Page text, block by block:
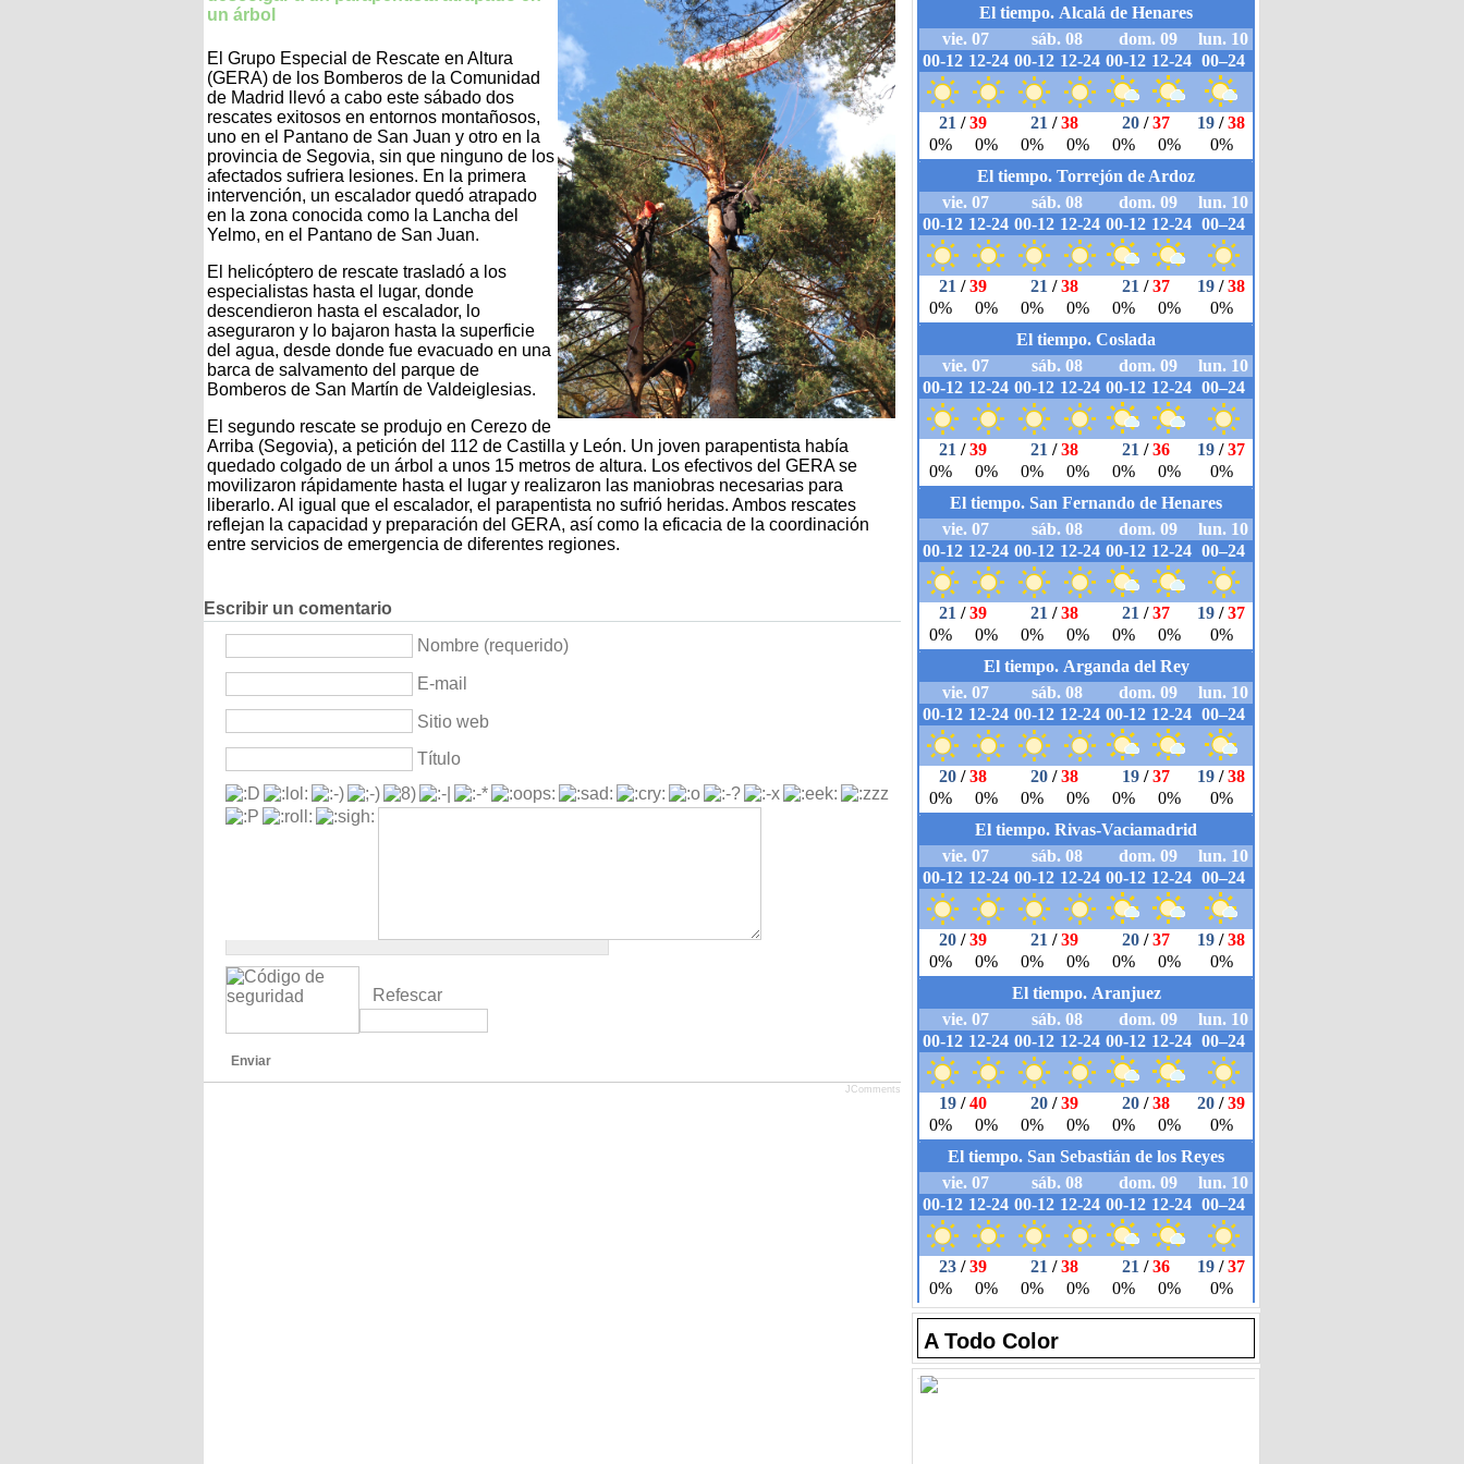
un árbol
El Grupo Especial de Rescate en Altura
(GERA) de los Bomberos de la Comunidad
de Madrid llevó a cabo este sábado dos
rescates exitosos en entornos montañosos,
uno en el Pantano de San Juan y otro en la
provincia de Segovia, sin que ninguno de los
afectados sufriera lesiones. En la primera
intervención, un escalador quedó atrapado
en la zona conocida como la Lancha del
Yelmo, en el Pantano de San Juan.
El helicóptero de rescate trasladó a los
especialistas hasta el lugar, donde
descendieron hasta el escalador, lo
aseguraron y lo bajaron hasta la superficie
del agua, desde donde fue evacuado en una
barca de salvamento del parque de
Bomberos de San Martín de Valdeiglesias.
El segundo rescate se produjo en Cerezo de
Arriba (Segovia), a petición del 112 de Castilla y León. Un joven parapentista había
quedado colgado de un árbol a unos 15 metros de altura. Los efectivos del GERA se
movilizaron rápidamente hasta el lugar y realizaron las maniobras necesarias para
liberarlo. Al igual que el escalador, el parapentista no sufrió heridas. Ambos rescates
reflejan la capacidad y preparación del GERA, así como la eficacia de la coordinación
entre servicios de emergencia de diferentes regiones.
Escribir un comentario
Nombre (requerido)
E-mail
Sitio web
Título
Refescar
Enviar
JComments
A Todo Color